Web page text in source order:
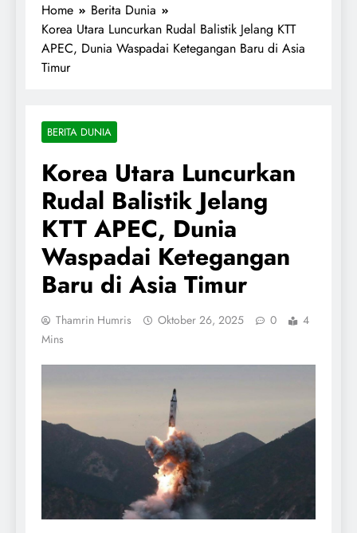
Home
Berita Dunia
Korea Utara Luncurkan Rudal Balistik Jelang KTT
APEC, Dunia Waspadai Ketegangan Baru di Asia
Timur
BERITA DUNIA
Korea Utara Luncurkan
Rudal Balistik Jelang
KTT APEC, Dunia
Waspadai Ketegangan
Baru di Asia Timur
Thamrin Humris Oktober 26, 2025 0
4
Mins